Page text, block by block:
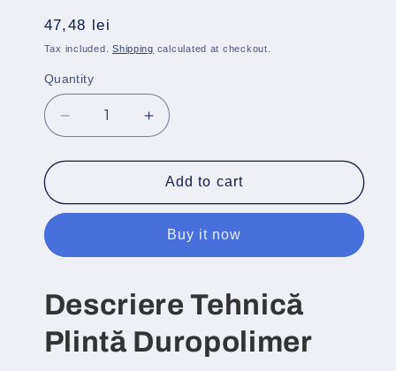
Regular
price
47,48 lei
Tax included.Shipping calculated at checkout.
Quantity
Decrease
quantity
for
Duropolimer
95x14X2400
Increase
quantity
for
Plinta
Duropolimer
Alba,
95x14X2400
Add to cart
Buy it now
Descriere Tehnică
Plintă Duropolimer